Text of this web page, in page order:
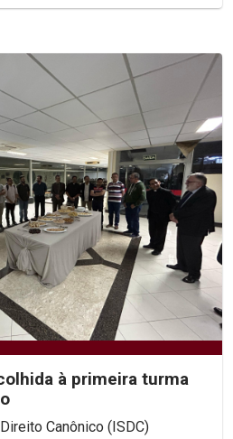
à primeira turma
Canônico (ISDC)